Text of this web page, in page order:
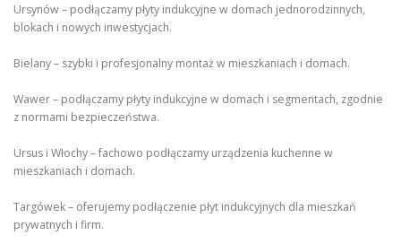
Ursynów – podłączamy płyty indukcyjne w domach jednorodzinnych,
blokach i nowych inwestycjach.
Bielany – szybki i profesjonalny montaż w mieszkaniach i domach.
Wawer – podłączamy płyty indukcyjne w domach i segmentach, zgodnie
z normami bezpieczeństwa.
Ursus i Włochy – fachowo podłączamy urządzenia kuchenne w
mieszkaniach i domach.
Targówek – oferujemy podłączenie płyt indukcyjnych dla mieszkań
prywatnych i firm.